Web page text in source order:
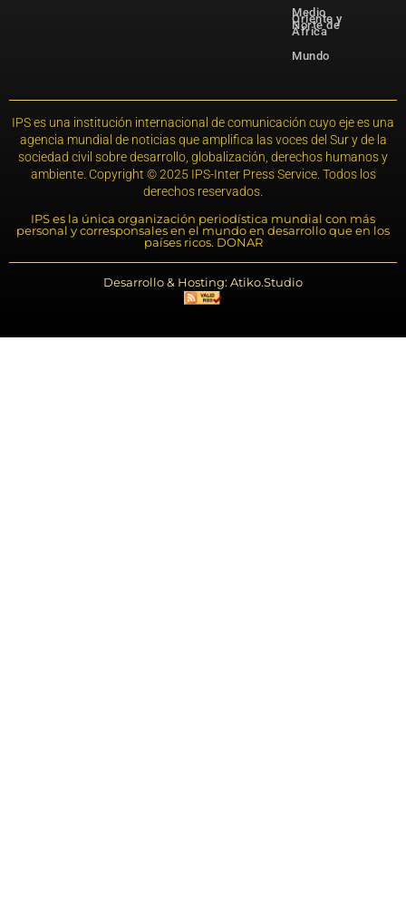
Medio
Oriente y
Norte de
África
Mundo
IPS es una institución internacional de comunicación cuyo eje es una
agencia mundial de noticias que amplifica las voces del Sur y de la
sociedad civil sobre desarrollo, globalización, derechos humanos y
ambiente. Copyright © 2025 IPS-Inter Press Service. Todos los
derechos reservados.
IPS es la única organización periodística mundial con más
personal y corresponsales en el mundo en desarrollo que en los
países ricos. DONAR
Desarrollo & Hosting: Atiko.Studio